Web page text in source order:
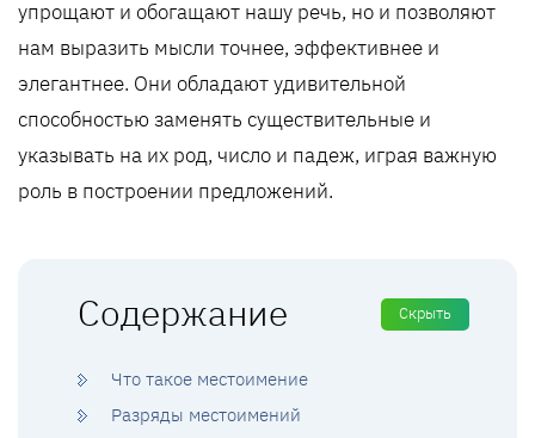
упрощают и обогащают нашу речь, но и позволяют
нам выразить мысли точнее, эффективнее и
элегантнее. Они обладают удивительной
способностью заменять существительные и
указывать на их род, число и падеж, играя важную
роль в построении предложений.
Содержание Скрыть
Что такое местоимение
Разряды местоимений